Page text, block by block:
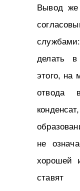
Вывод же
службами:
делать
этого, на
отвода
не
хорошей
ставят